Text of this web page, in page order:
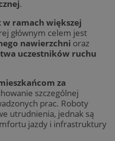
.
ramach większej
głównym celem jest
nawierzchni oraz
uczestników ruchu
za
szczególnej
prac. Roboty
utrudnienia, jednak są
jazdy i infrastruktury